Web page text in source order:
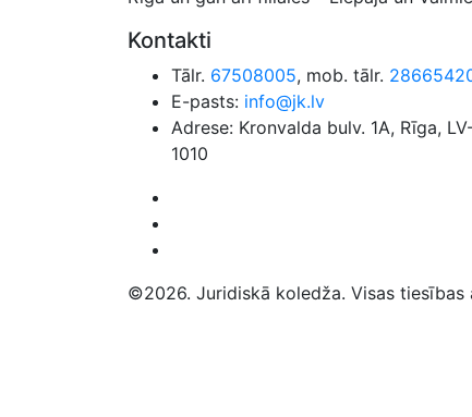
Kontakti
Tālr. 67508005, mob. tālr.
E-pasts: info@jk.lv
Adrese: Kronvalda bulv. 1A, Rīga,
1010
©2026. Juridiskā koledža. Visas tiesības